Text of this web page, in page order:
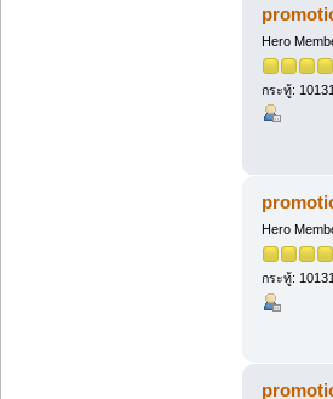
Hero
กระทู้: 10131
Hero
กระทู้: